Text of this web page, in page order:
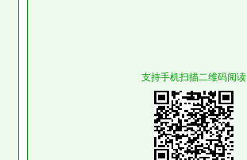
支持手机扫描二维码阅读